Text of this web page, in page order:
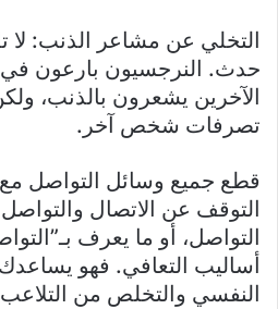
التخلي عن مشاعر الذنب:
حدث. النرجسيون بارعون في
الآخرين يشعرون بالذنب،
تصرفات شخص آخر.
قطع جميع وسائل التواصل
التوقف عن الاتصال
التواصل، أو ما يعرف
أساليب التعافي. فهو
النفسي والتخلص من